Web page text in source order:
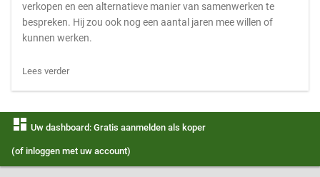
verkopen en een alternatieve manier van samenwerken te
bespreken. Hij zou ook nog een aantal jaren mee willen of
kunnen werken.
Lees verder
dashboard Uw dashboard: Gratis aanmelden als koper
(of inloggen met uw account)